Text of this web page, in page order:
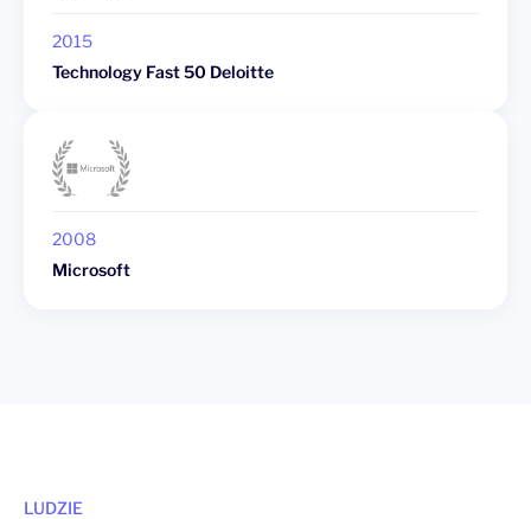
2015
Technology Fast 50 Deloitte
2008
Microsoft
LUDZIE